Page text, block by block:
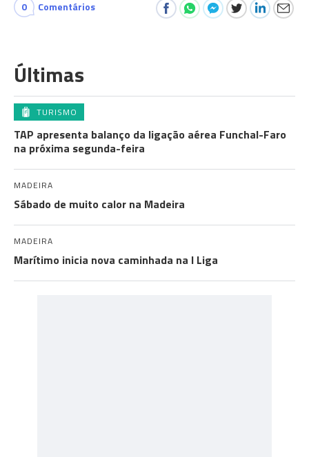
0 Comentários
Últimas
TURISMO
TAP apresenta balanço da ligação aérea Funchal-Faro
na próxima segunda-feira
MADEIRA
Sábado de muito calor na Madeira
MADEIRA
Marítimo inicia nova caminhada na I Liga